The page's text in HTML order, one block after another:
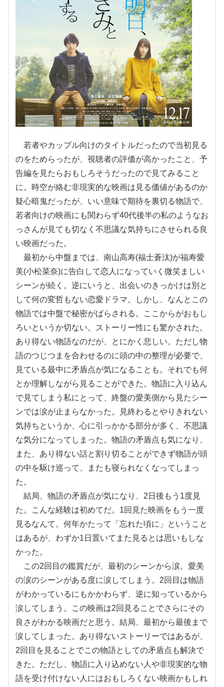
若者やカップル向けのタイトルだったので当初見る
のをためらったが、視聴者の評価が高かったこと、予
告編を見たらおもしろそうだったので見てみること
に。時空が絡む非現実的な映画は見る価値があるのか
疑心暗鬼だったが、いい意味で期待を裏切る物語で、
若者向けの映画にも関わらず40代後半の私のようなお
っさんが見ても切なく不思議な気持ちにさせられる良
い映画だった。
最初から中盤までは、南山高寿(福士蒼汰)が福寿愛
美(小松菜奈)に告白して恋人になっていく微笑ましい
シーンが続く。逆にいうと、出会いのきっかけは別と
して何の変哲もない恋愛ドラマ。しかし、なんとこの
物語では中盤で秘密がばらされる。ここからがおもし
ろいというか切ない。ストーリー性にも驚かされた。
あり得ない物語なのだが、とにかく悲しい。ただし物
語のつじつまを合わせるのに頭の中の整理が必要で、
見ている最中に矛盾点が気になることも。それでも何
とか理解しながら見ることができた。物語に入り込ん
で見てしまう私にとって、終盤の愛美側から見たシー
ンでは涙が止まらなかった。見終わるとやりきれない
気持ちというか、心に引っかかる部分が多く、不思議
な気分になってしまった。物語の矛盾点も気になり、
また、あり得ない話と割り切ることができず物語が頭
の中を駆け巡って、またも寝られなくなってしまっ
た。
結局、物語の矛盾点が気になり、2日後もう1度見
た。こんな経験は初めてだ。1回見た映画をもう一度
見るなんて。何年かたって「忘れた頃に」ということ
はあるが、わずか1日置いてまた見るとは思いもしな
かった。
この2回目の鑑賞だが、最初のシーンから涙。愛美
の涙のシーンがある度に涙してしまう。2回目は物語
がわかっているにもかかわらず、逆に知っているから
涙してしまう。この映画は2回見ることでさらにその
良さがわかる映画だと思う。結局、最初から最後まで
涙してしまった。あり得ないストーリーではあるが、
2回目を見ることでこの物語としての矛盾点も解決で
きた。ただし、物語に入り込めない人や非現実的な物
語を受け付けない人にはおもしろくない映画かもしれ